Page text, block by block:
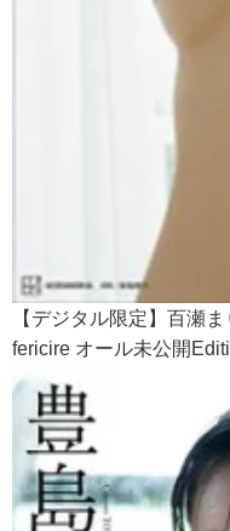
【デジタル限定】百瀬
fericire オール未公開